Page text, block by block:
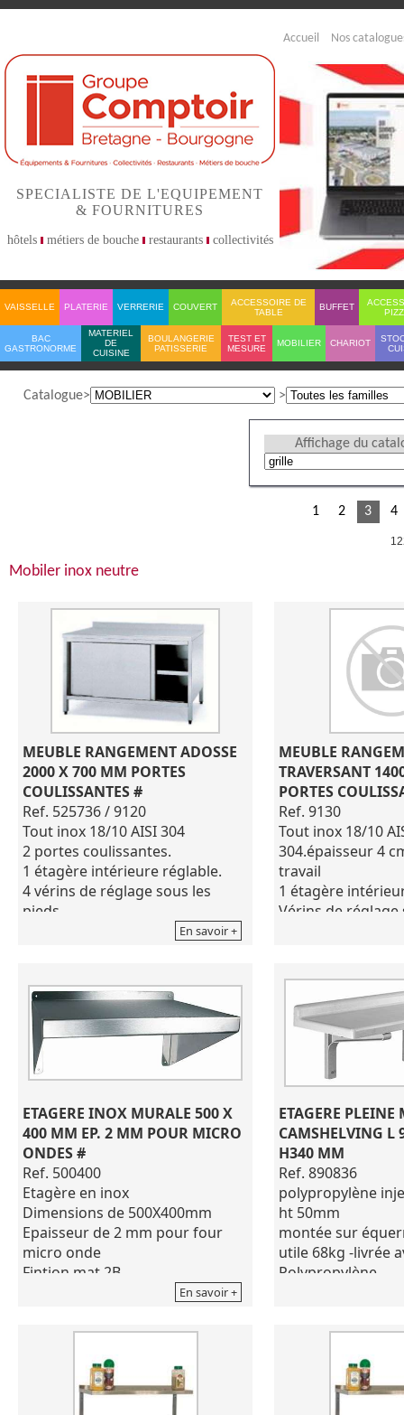
Accueil Nos
SPECIALISTE DE L'EQUIPEMENT
& FOURNITURES
hôtels métiers de bouche restaurants collectivités
VAISSELLE PLATERIE VERRERIE COUVERT
ACCESSOIRE DE
TABLE
BUFFET
BAC
GASTRONORME
MATERIEL
DE
CUISINE
BOULANGERIE
PATISSERIE
TEST ET
MESURE
MOBILIER CHARIOT
Catalogue
Affichage du
1 2 3 4
Mobiler inox neutre
MEUBLE RANGEMENT ADOSSE
2000 X 700 MM PORTES
COULISSANTES #
Ref. 525736 / 9120
Tout inox 18/10 AISI 304
2 portes coulissantes.
1 étagère intérieure réglable.
4 vérins de réglage sous les
pieds.
Encombrement : 2000 x 700 x ht
En savoir +
MEUBLE
TRAVERSANT
PORTES
Ref. 9130
Tout inox 18/10
304.épaisseur 4
travail
1 étagère
Vérins de réglage
ETAGERE INOX MURALE 500 X
400 MM EP. 2 MM POUR MICRO
ONDES #
Ref. 500400
Etagère en inox
Dimensions de 500X400mm
Epaisseur de 2 mm pour four
micro onde
Fintion mat 2B
Pour l'entretien ne pas utiliser
En savoir +
ETAGERE PLEINE
CAMSHELVING L
H340 MM
Ref. 890836
polypropylène
ht 50mm
montée sur
utile 68kg -livrée
Polypropylène